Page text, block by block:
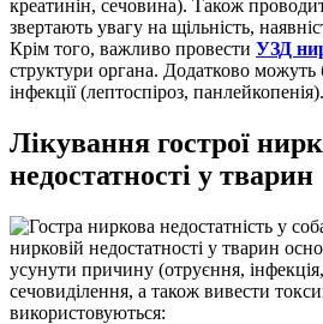
креатинін, сечовина). Також
звертають увагу на щільність,
Крім того, важливо провести УЗД
структури органа. Додатково можуть
інфекції (лептоспіроз, панлейкопенія).
Лікування гострої
недостатності у тварин
нирковій недостатності у тварин
усунути причину (отруєння,
сечовиділення, а також вивести
використовуються: